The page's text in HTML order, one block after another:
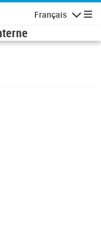
Français